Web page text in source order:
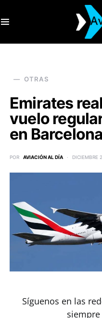
OTRAS
Emirates
vuelo
en
POR AVIACIÓN AL DÍA DICIEMBRE
Síguenos en las